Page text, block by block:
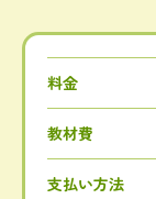
料金
教材費
支払い方法